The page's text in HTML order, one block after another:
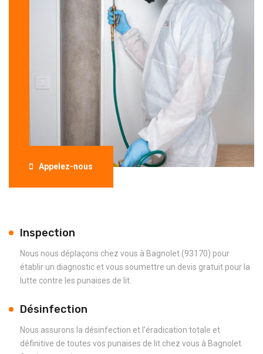
Appelez-nous
Inspection
Nous nous déplaçons chez vous à Bagnolet (93170) pour
établir un diagnostic et vous soumettre un devis gratuit pour la
lutte contre les punaises de lit.
Désinfection
Nous assurons la désinfection et l'éradication totale et
définitive de toutes vos punaises de lit chez vous à Bagnolet.